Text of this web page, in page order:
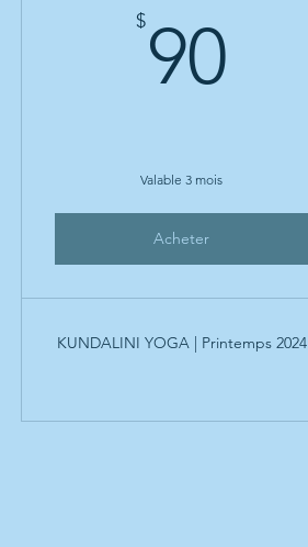
$90
Valable 3 mois
Acheter
KUNDALINI YOGA | Printemps 2024